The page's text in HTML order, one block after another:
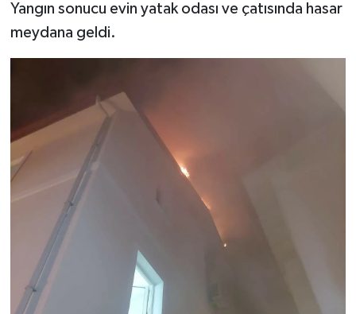
Yangın sonucu evin yatak odası ve çatısında hasar
meydana geldi.